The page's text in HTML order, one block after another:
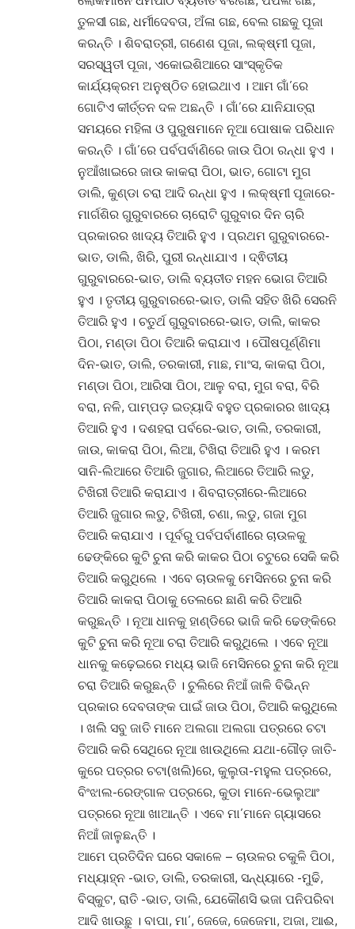
ତୁଳସୀ ଗଛ, ଧର୍ମୀଦେବତା, ଅଁଳା ଗଛ, ବେଲ ଗଛକୁ ପୂଜା
କରନ୍ତି । ଶିବରାତ୍ରୀ, ଗଣେଶ ପୂଜା, ଲକ୍ଷ୍ମୀ ପୂଜା,
ସରସ୍ୱତୀ ପୂଜା, ଏକୋଇଶିଆରେ ସାଂସ୍କୃତିକ
କାର୍ଯ୍ୟକ୍ରମ ଅନୁଷ୍ଠିତ ହୋଇଥାଏ । ଆମ ଗାଁ’ରେ
ଗୋଟିଏ କୀର୍ତ୍ତନ ଦଳ ଅଛନ୍ତି । ଗାଁ’ରେ ଯାନିଯାତ୍ରା
ସମୟରେ ମହିଳା ଓ ପୁରୁଷମାନେ ନୂଆ ପୋଷାକ ପରିଧାନ
କରନ୍ତି । ଗାଁ’ରେ ପର୍ବପର୍ବାଣିରେ ଜାଉ ପିଠା ରନ୍ଧା ହୁଏ ।
ନୁଆଁଖାଇରେ ଜାଉ କାକରା ପିଠା, ଭାତ, ଗୋଟା ମୁଗ
ଡାଲି, କୁଣ୍ଡା ଚରା ଆଦି ରନ୍ଧା ହୁଏ । ଲକ୍ଷ୍ମୀ ପୂଜାରେ-
ମାର୍ଗଶିର ଗୁରୁବାରରେ ଚାରୋଟି ଗୁରୁବାର ଦିନ ଚାରି
ପ୍ରକାରର ଖାଦ୍ୟ ତିଆରି ହୁଏ । ପ୍ରଥମ ଗୁରୁବାରରେ-
ଭାତ, ଡାଲି, ଖିରି, ପୁରୀ ରନ୍ଧାଯାଏ । ଦ୍ଵିତୀୟ
ଗୁରୁବାରରେ-ଭାତ, ଡାଲି ବ୍ୟତୀତ ମହନ ଭୋଗ ତିଆରି
ହୁଏ । ତୃତୀୟ ଗୁରୁବାରରେ-ଭାତ, ଡାଲି ସହିତ ଖିରି ସେରନି
ତିଆରି ହୁଏ । ଚତୁର୍ଥ ଗୁରୁବାରରେ-ଭାତ, ଡାଲି, କାକର
ପିଠା, ମଣ୍ଡା ପିଠା ତିଆରି କରାଯାଏ । ପୌଷପୂର୍ଣ୍ଣିମା
ଦିନ-ଭାତ, ଡାଲି, ତରକାରୀ, ମାଛ, ମାଂସ, କାକରା ପିଠା,
ମଣ୍ଡା ପିଠା, ଆରିସା ପିଠା, ଆଳୁ ବରା, ମୁଗ ବରା, ବିରି
ବରା, ନଳି, ପାମ୍ପଡ଼ ଇତ୍ୟାଦି ବହୁତ ପ୍ରକାରର ଖାଦ୍ୟ
ତିଆରି ହୁଏ । ଦଶହରା ପର୍ବରେ-ଭାତ, ଡାଲି, ତରକାରୀ,
ଜାଉ, କାକରା ପିଠା, ଲିଆ, ଟିଖିରା ତିଆରି ହୁଏ । କରମ
ସାନି-ଲିଆରେ ତିଆରି ଜୁଗାର, ଲିଆରେ ତିଆରି ଲଡୁ,
ଟିଖିରୀ ତିଆରି କରାଯାଏ । ଶିବରାତ୍ରୀରେ-ଲିଆରେ
ତିଆରି ଜୁଗାର ଲଡୁ, ଟିଖିରୀ, ଚଣା, ଲଡୁ, ଗଜା ମୁଗ
ତିଆରି କରାଯାଏ । ପୂର୍ବରୁ ପର୍ବପର୍ବାଣୀରେ ଚାଉଳକୁ
ଢେଙ୍କିରେ କୁଟି ଚୁନା କରି କାକର ପିଠା ଚଟୁରେ ସେକି କରି
ତିଆରି କରୁଥିଲେ । ଏବେ ଚାଉଳକୁ ମେସିନରେ ଚୁନା କରି
ତିଆରି କାକରା ପିଠାକୁ ତେଲରେ ଛାଣି କରି ତିଆରି
କରୁଛନ୍ତି । ନୂଆ ଧାନକୁ ହାଣ୍ଡିରେ ଭାଜି କରି ଢେଙ୍କିରେ
କୁଟି ଚୁନା କରି ନୂଆ ଚରା ତିଆରି କରୁଥିଲେ । ଏବେ ନୂଆ
ଧାନକୁ କଢ଼େଇରେ ମଧ୍ୟ ଭାଜି ମେସିନରେ ଚୁନା କରି ନୂଆ
ଚରା ତିଆରି କରୁଛନ୍ତି । ଚୁଲିରେ ନିଆଁ ଜାଳି ବିଭିନ୍ନ
ପ୍ରକାର ଦେବତାଙ୍କ ପାଇଁ ଜାଉ ପିଠା, ତିଆରି କରୁଥିଲେ
। ଖଲି ସବୁ ଜାତି ମାନେ ଅଲଗା ଅଲଗା ପତ୍ରରେ ଚଟା
ତିଆରି କରି ସେଥିରେ ନୂଆ ଖାଉଥିଲେ ଯଥା-ଗୌଡ଼ ଜାତି-
କୁରେ ପତ୍ରର ଚଟା(ଖଲି)ରେ, କୁଲୁତା-ମହୁଲ ପତ୍ରରେ,
ବିଂଝାଲ-ରେଙ୍ଗାଳ ପତ୍ରରେ, କୁଡା ମାନେ-ଭେଲୁଆଂ
ପତ୍ରରେ ନୂଆ ଖାଆନ୍ତି । ଏବେ ମା’ମାନେ ଗ୍ୟାସରେ
ନିଆଁ ଜାଳୁଛନ୍ତି ।
ଆମେ ପ୍ରତିଦିନ ଘରେ ସକାଳେ – ଚାଉଳର ଚକୁଳି ପିଠା,
ମଧ୍ୟାହ୍ନ -ଭାତ, ଡାଲି, ତରକାରୀ, ସନ୍ଧ୍ୟାରେ -ମୁଢି,
ବିସ୍କୁଟ, ରାତି -ଭାତ, ଡାଲି, ଯେକୌଣସି ଭଜା ପନିପରିବା
ଆଦି ଖାଉଛୁ । ବାପା, ମା’, ଜେଜେ, ଜେଜେମା, ଅଜା, ଆଈ,